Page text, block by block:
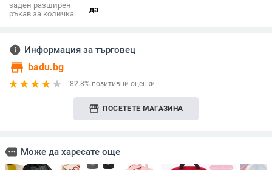
заден разширен
ръкав за количка:
да
info Информация за търговец
store badu.bg
82.8% позитивни оценки
storefront ПОСЕТЕТЕ МАГАЗИНА
more Може да харесате още